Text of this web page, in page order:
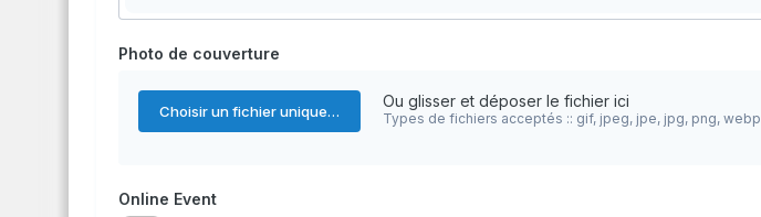
Photo de couverture
Choisir un fichier unique…
Ou glisser et déposer le fichier ici
Types de fichiers acceptés :: gif, jpeg, jpe, jpg, png, webp
Online Event